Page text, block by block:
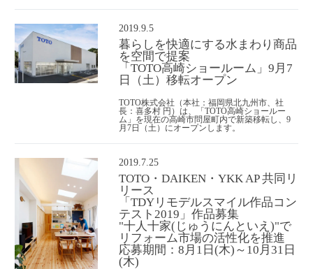
2019.9.5
暮らしを快適にする水まわり商品
を空間で提案
「TOTO高崎ショールーム」9月7
日（土）移転オープン
TOTO株式会社（本社：福岡県北九州市、社
長：喜多村 円）は、「TOTO高崎ショールー
ム」を現在の高崎市問屋町内で新築移転し、9
月7日（土）にオープンします。
2019.7.25
TOTO・DAIKEN・YKK AP 共同リ
リース
「TDYリモデルスマイル作品コン
テスト2019」作品募集
"十人十家(じゅうにんといえ)"で
リフォーム市場の活性化を推進
応募期間：8月1日(木)～10月31日
(木)